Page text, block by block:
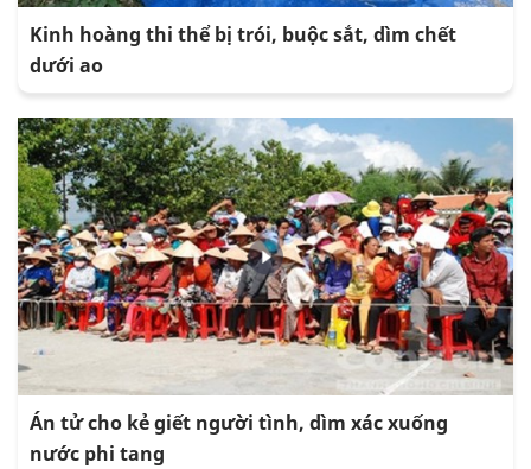
Kinh hoàng thi thể bị trói, buộc sắt, dìm chết
dưới ao
Án tử cho kẻ giết người tình, dìm xác xuống
nước phi tang